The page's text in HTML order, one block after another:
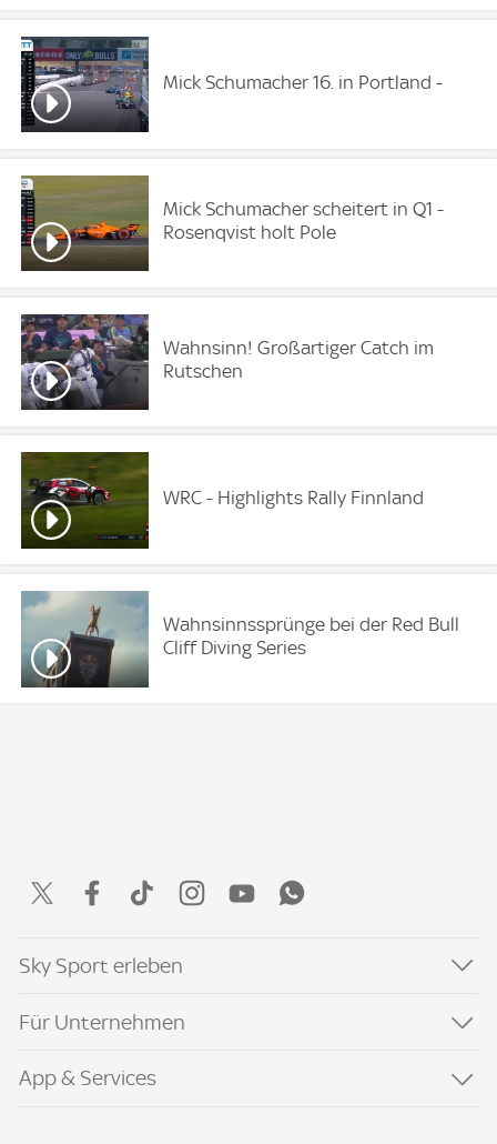
Mick Schumacher 16. in Portland -
Mick Schumacher scheitert in Q1 -
Rosenqvist holt Pole
Wahnsinn! Großartiger Catch im
Rutschen
WRC - Highlights Rally Finnland
Wahnsinnssprünge bei der Red Bull
Cliff Diving Series
Sky Sport erleben
Für Unternehmen
App & Services